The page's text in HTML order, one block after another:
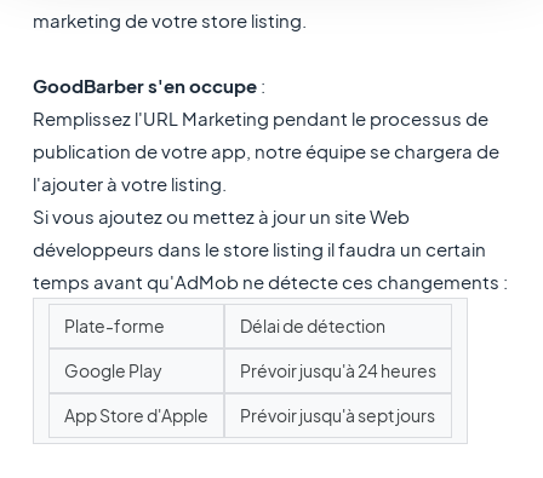
marketing de votre store listing.
GoodBarber s'en occupe :
Remplissez l'URL Marketing pendant le processus de
publication de votre app, notre équipe se chargera de
l'ajouter à votre listing.
Si vous ajoutez ou mettez à jour un site Web
développeurs dans le store listing il faudra un certain
temps avant qu'AdMob ne détecte ces changements :
Plate-forme Délai de détection
Google Play Prévoir jusqu'à 24 heures
App Store d'Apple Prévoir jusqu'à sept jours